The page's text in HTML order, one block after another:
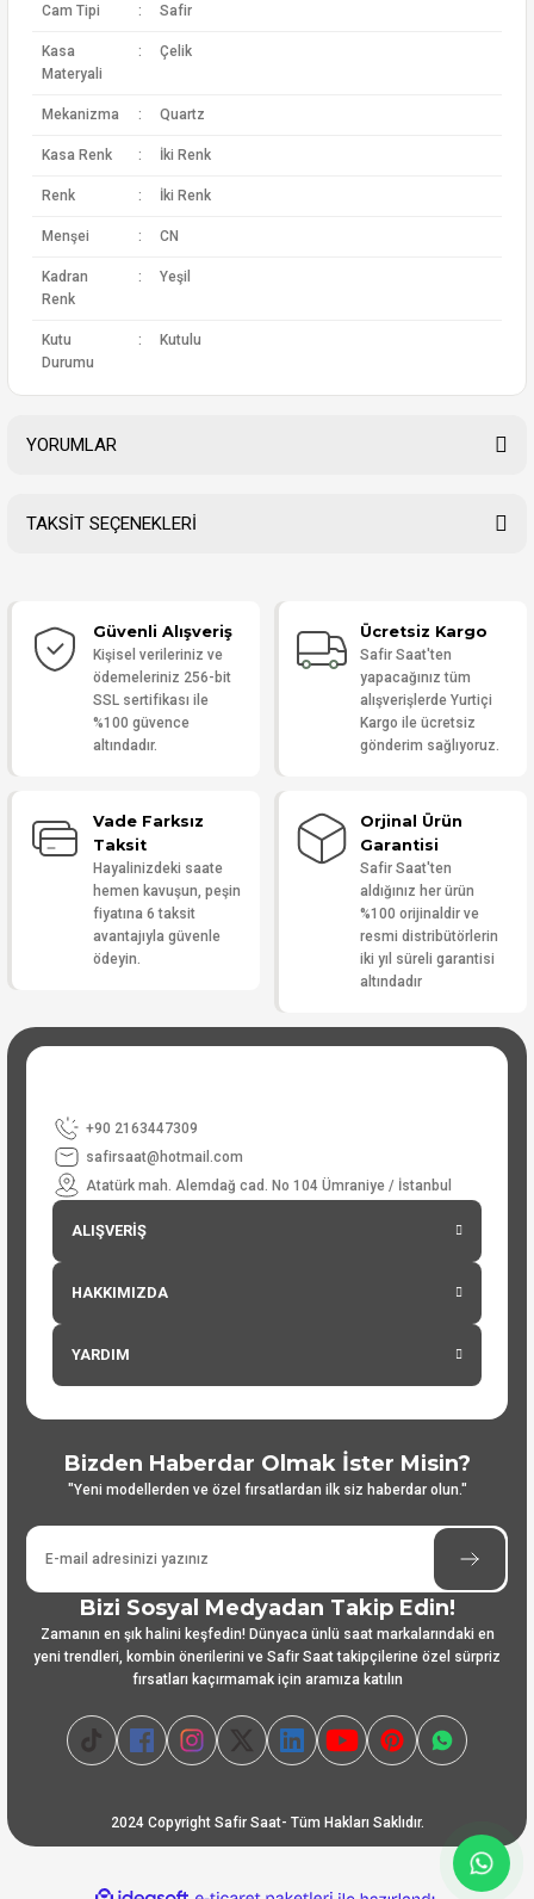
Cam Tipi : Safir
Kasa
Materyali
: Çelik
Mekanizma : Quartz
Kasa Renk : İki Renk
Renk : İki Renk
Menşei : CN
Kadran
Renk
: Yeşil
Kutu
Durumu
: Kutulu
YORUMLAR
Yorum Yaz
TAKSİT SEÇENEKLERİ
Güvenli Alışveriş
Kişisel verileriniz ve
ödemeleriniz 256-bit
SSL sertifikası ile
%100 güvence
altındadır.
Ücretsiz Kargo
Safir Saat'ten
yapacağınız tüm
alışverişlerde Yurtiçi
Kargo ile ücretsiz
gönderim sağlıyoruz.
Vade Farksız
Taksit
Hayalinizdeki saate
hemen kavuşun, peşin
fiyatına 6 taksit
avantajıyla güvenle
ödeyin.
Orjinal Ürün
Garantisi
Safir Saat'ten
aldığınız her ürün
%100 orijinaldir ve
resmi distribütörlerin
iki yıl süreli garantisi
altındadır
+90 2163447309
safirsaat@hotmail.com
Atatürk mah. Alemdağ cad. No 104 Ümraniye / İstanbul
ALIŞVERİŞ
HAKKIMIZDA
YARDIM
Bizden Haberdar Olmak İster Misin?
"Yeni modellerden ve özel fırsatlardan ilk siz haberdar olun."
Bizi Sosyal Medyadan Takip Edin!
Zamanın en şık halini keşfedin! Dünyaca ünlü saat markalarındaki en
yeni trendleri, kombin önerilerini ve Safir Saat takipçilerine özel sürpriz
fırsatları kaçırmamak için aramıza katılın
2024 Copyright Safir Saat- Tüm Hakları Saklıdır.